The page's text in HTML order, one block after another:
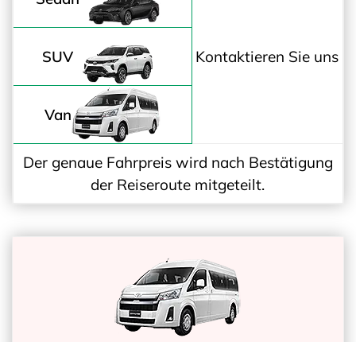
Kontaktieren Sie uns
SUV
Van
Der genaue Fahrpreis wird nach Bestätigung
der Reiseroute mitgeteilt.